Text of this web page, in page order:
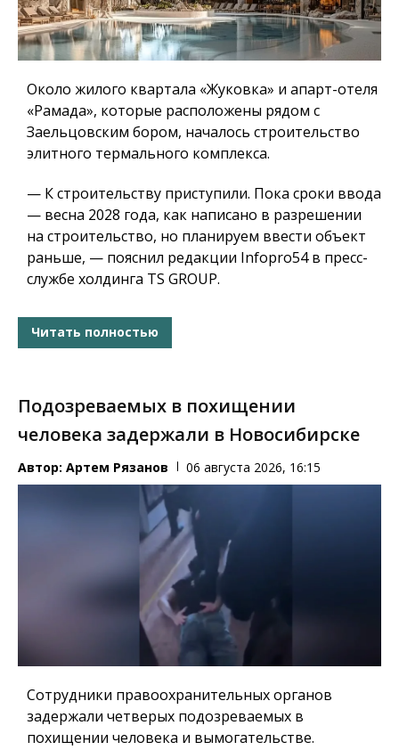
Около жилого квартала «Жуковка» и апарт-отеля
«Рамада», которые расположены рядом с
Заельцовским бором, началось строительство
элитного термального комплекса.
— К строительству приступили. Пока сроки ввода
— весна 2028 года, как написано в разрешении
на строительство, но планируем ввести объект
раньше, — пояснил редакции Infopro54 в пресс-
службе холдинга TS GROUP.
Читать полностью
Подозреваемых в похищении
человека задержали в Новосибирске
Автор: Артем Рязанов 06 августа 2026, 16:15
Сотрудники правоохранительных органов
задержали четверых подозреваемых в
похищении человека и вымогательстве.